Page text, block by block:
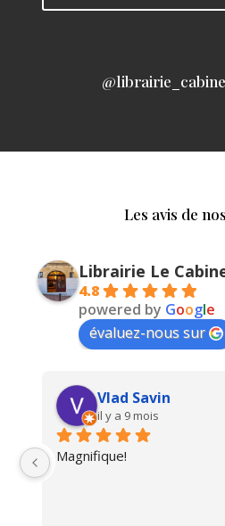
Les avis de
Librairie Le
4.8
powered by Google
évaluez-nous sur
Vlad Savin
il y a 9 mois
Magnifique!